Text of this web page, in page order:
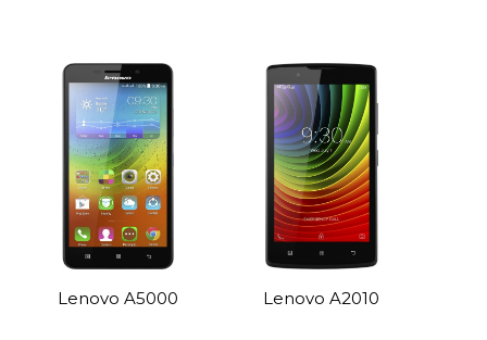
Lenovo A5000 Lenovo A2010